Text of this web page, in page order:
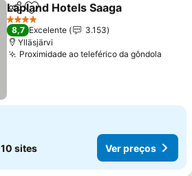
PartilharAdicionar aos favoritos
Lapland Hotels Saaga
4 Estrelas
8,7 Excelente
3.153
Ylläsjärvi
Proximidade ao teleférico da gôndola
10 sites Ver preços